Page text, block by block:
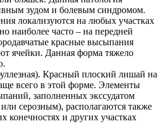
зудом и болевым синдромом.
локализуются на любых участках
наиболее часто – на передней
красные высыпания
ячейки. Данная форма тяжело
Красный плоский лишай на
всего в этой форме. Элементы
заполненных экссудатом
серозным), располагаются также
конечностях и других участках